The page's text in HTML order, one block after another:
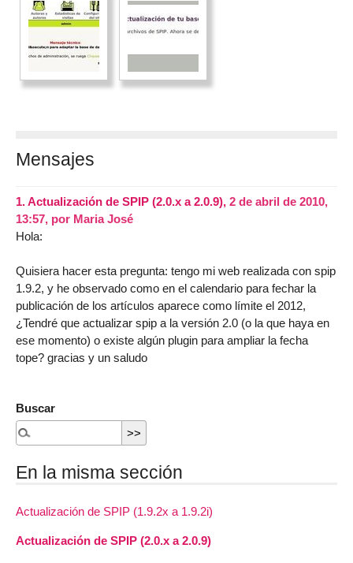
Mensajes
1.Actualización de SPIP (2.0.x a 2.0.9), 2 de abril de 2010,
13:57, por Maria José
Hola:
Quisiera hacer esta pregunta: tengo mi web realizada con spip
1.9.2, y he observado como en el calendario para fechar la
publicación de los artículos aparece como límite el 2012,
¿Tendré que actualizar spip a la versión 2.0 (o la que haya en
ese momento) o existe algún plugin para ampliar la fecha
tope? gracias y un saludo
Buscar
En la misma sección
Actualización de SPIP (1.9.2x a 1.9.2i)
Actualización de SPIP (2.0.x a 2.0.9)